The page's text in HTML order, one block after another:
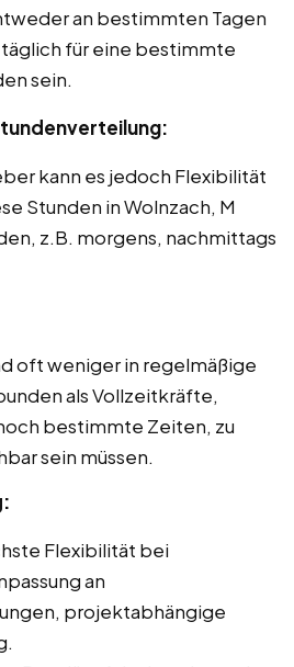
an bestimmten Tagen
für eine bestimmte
sein.
kann es jedoch Flexibilität
Stunden in Wolnzach, M
z.B. morgens, nachmittags
oft weniger in regelmäßige
als Vollzeitkräfte,
bestimmte Zeiten, zu
sein müssen.
Flexibilität bei
an
projektabhängige